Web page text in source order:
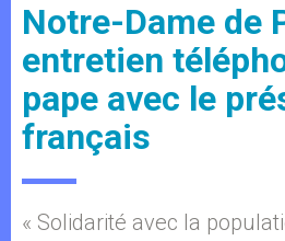
Notre-Dame de
entretien
pape avec le
français
« Solidarité avec la